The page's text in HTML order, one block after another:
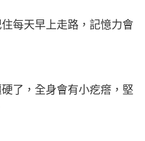
每天早上走路，記憶力會
了，全身會有小疙瘩，堅